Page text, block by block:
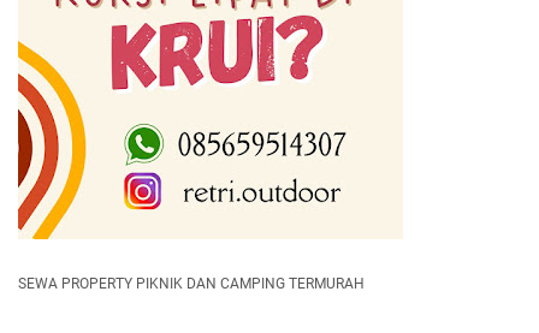
SEWA PROPERTY PIKNIK DAN CAMPING TERMURAH